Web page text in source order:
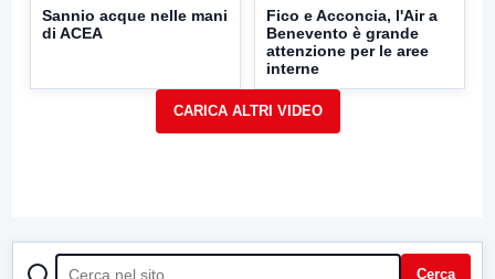
Sannio acque nelle mani
di ACEA
Fico e Acconcia, l'Air a
Benevento è grande
attenzione per le aree
interne
CERCA Cerca